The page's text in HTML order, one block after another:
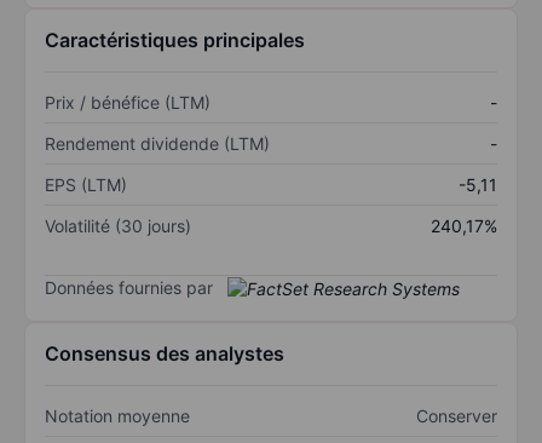
Caractéristiques principales
Prix / bénéfice (LTM)
-
Rendement dividende (LTM)
-
EPS (LTM)
-5,11
Volatilité (30 jours)
240,17%
Données fournies par
Consensus des analystes
Notation moyenne Conserver